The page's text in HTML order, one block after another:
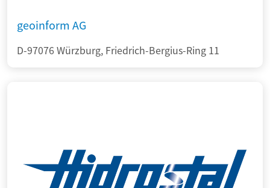
geoinform AG
D-97076 Würzburg, Friedrich-Bergius-Ring 11